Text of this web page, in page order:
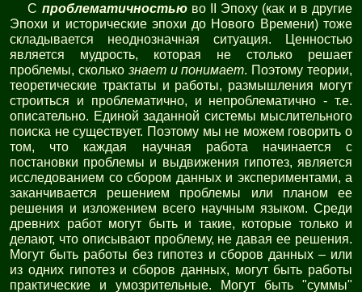
С проблематичностью во II Эпоху (как и в другие
Эпохи и исторические эпохи до Нового Времени) тоже
складывается неоднозначная ситуация. Ценностью
является мудрость, которая не столько решает
проблемы, сколько знает и понимает. Поэтому теории,
теоретические трактаты и работы, размышления могут
строиться и проблематично, и непроблематично - т.е.
описательно. Единой заданной системы мыслительного
поиска не существует. Поэтому мы не можем говорить о
том, что каждая научная работа начинается с
постановки проблемы и выдвижения гипотез, является
исследованием со сбором данных и экспериментами, а
заканчивается решением проблемы или планом ее
решения и изложением всего научным языком. Среди
древних работ могут быть и такие, которые только и
делают, что описывают проблему, не давая ее решения.
Могут быть работы без гипотез и сборов данных – или
из одних гипотез и сборов данных, могут быть работы
практические и умозрительные. Могут быть "суммы"